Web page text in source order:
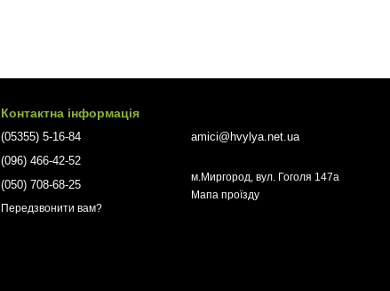
Контактна інформація
(05355) 5-16-84
(096) 466-42-52
(050) 708-68-25
Передзвонити вам?
amici@hvylya.net.ua
м.Миргород, вул. Гоголя 147а
Мапа проїзду